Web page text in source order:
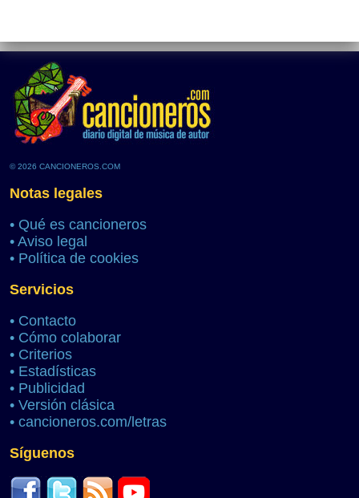
© 2026 CANCIONEROS.COM
Notas legales
• Qué es cancioneros
• Aviso legal
• Política de cookies
Servicios
• Contacto
• Cómo colaborar
• Criterios
• Estadísticas
• Publicidad
• Versión clásica
• cancioneros.com/letras
Síguenos